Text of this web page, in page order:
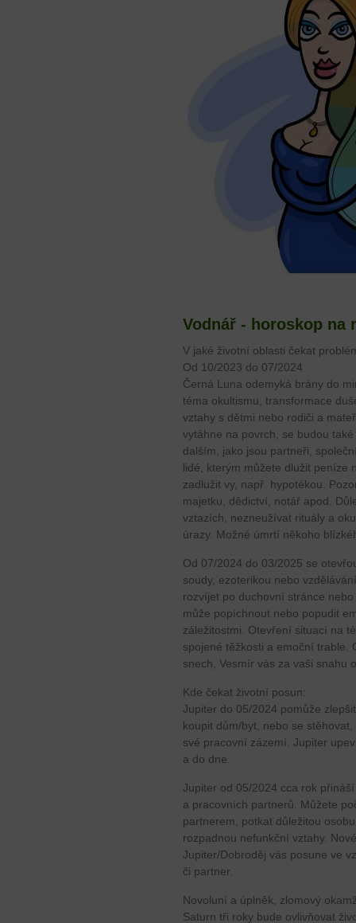
Vodnář - horoskop na
V jaké životní oblasti čekat
Od 10/2023 do 07/2024
Černá Luna odemyká brány do
téma okultismu, transformace
vztahy s dětmi nebo rodiči a
vytáhne na povrch, se budou
dalším, jako jsou partneři,
lidé, kterým můžete dlužit peníze
zadlužit vy, např. hypotékou.
majetku, dědictví, notář apod.
vztazích, nezneužívat rituály a
úrazy. Možné úmrtí někoho
Od 07/2024 do 03/2025 se
soudy, ezoterikou nebo
rozvíjet po duchovní stránce
může popíchnout nebo popudit
záležitostmi. Otevření situací na
spojené těžkosti a emoční trable.
snech, Vesmír vás za vaši snahu
Kde čekat životní posun:
Jupiter do 05/2024 pomůže
koupit dům/byt, nebo se
své pracovní zázemí. Jupiter
a do dne.
Jupiter od 05/2024 cca rok
a pracovních partnerů. Můžete
partnerem, potkat důležitou
rozpadnou nefunkční vztahy.
Jupiter/Dobroděj vás posune ve
či partner.
Novoluní a úplněk, zlomový
Saturn tři roky bude ovlivňovat